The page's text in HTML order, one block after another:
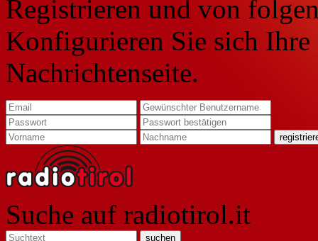
Registrieren und von
Konfigurieren Sie sich
Nachrichtenseite.
Suche auf radiotirol.it